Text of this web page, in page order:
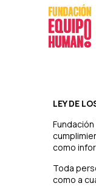
LEY DE
como
Toda
como a